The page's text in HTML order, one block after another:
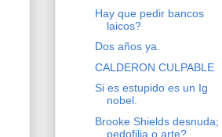
Hay que pedir bancos
laicos?
Dos años ya.
CALDERON CULPABLE
Si es estupido es un Ig
nobel.
Brooke Shields desnuda;
pedofilia o arte?